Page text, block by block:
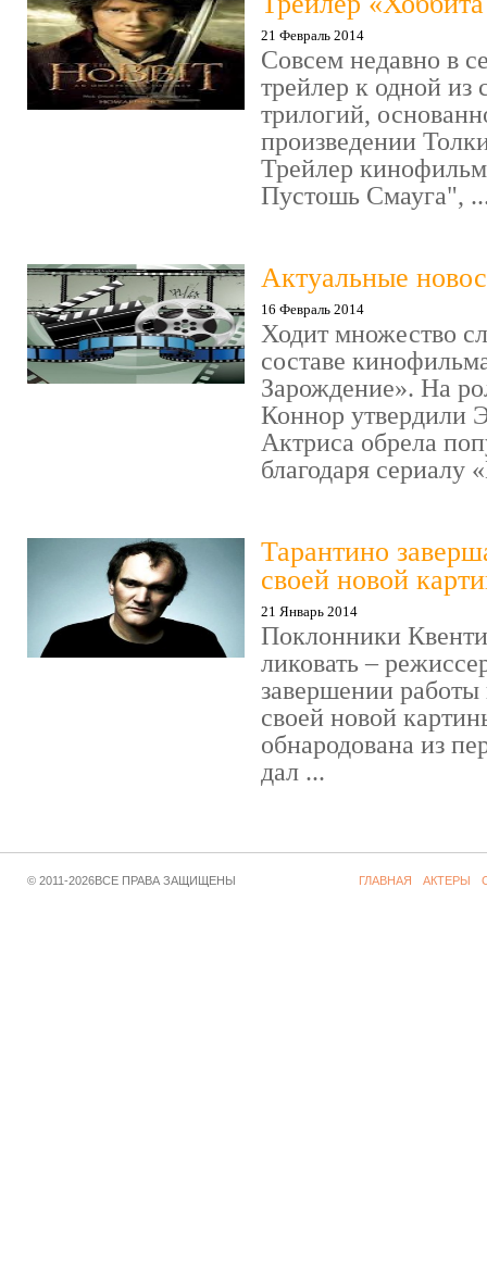
21 Февраль 2014
Совсем недавно в
трейлер к одной
трилогий,
произведении
Трейлер
Пустошь Смауга",
Актуальные
16 Февраль 2014
Ходит множество
составе
Зарождение». На
Коннор утвердили
Актриса обрела
благодаря сериалу
Тарантино
своей новой
21 Январь 2014
Поклонники
ликовать –
завершении
своей новой
обнародована из
дал ...
© 2011-2026ВСЕ ПРАВА ЗАЩИЩЕНЫ ГЛАВНАЯ АКТЕРЫ